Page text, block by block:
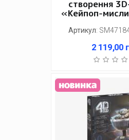
створення
«Кейпоп-
Артикул:
2 119,00